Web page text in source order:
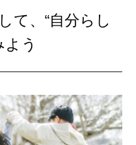
て、“自分らし
う